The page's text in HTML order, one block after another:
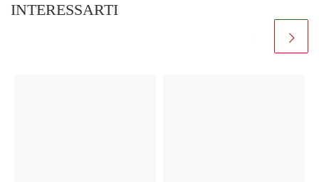
INTERESSARTI